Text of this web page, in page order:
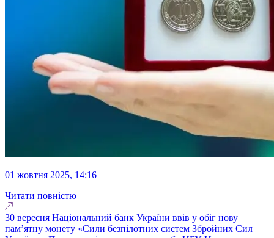
01 жовтня 2025, 14:16
Читати повністю
30 вересня Національний банк України ввів у обіг нову
пам’ятну монету «Сили безпілотних систем Збройних Сил